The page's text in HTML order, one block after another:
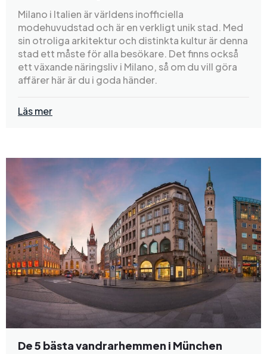
Milano i Italien är världens inofficiella
modehuvudstad och är en verkligt unik stad. Med
sin otroliga arkitektur och distinkta kultur är denna
stad ett måste för alla besökare. Det finns också
ett växande näringsliv i Milano, så om du vill göra
affärer här är du i goda händer.
Läs mer
De 5 bästa vandrarhemmen i München